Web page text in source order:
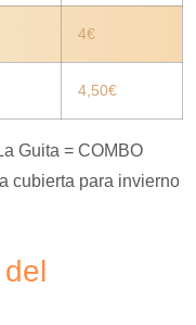
4€
4,50€
Guita = COMBO
cubierta para invierno